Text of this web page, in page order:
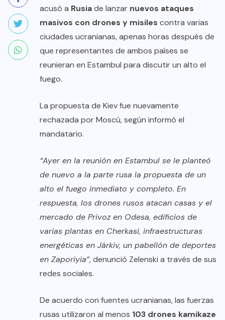
acusó a Rusiade lanzar nuevos ataques
masivos con drones y misiles contra varias
ciudades ucranianas, apenas horas después de
que representantes de ambos países se
reunieran en Estambul para discutir un alto el
fuego.
La propuesta de Kiev fue nuevamente
rechazada por Moscú, según informó el
mandatario.
“Ayer en la reunión en Estambul se le planteó
de nuevo a la parte rusa la propuesta de un
alto el fuego inmediato y completo. En
respuesta, los drones rusos atacan casas y el
mercado de Privoz en Odesa, edificios de
varias plantas en Cherkasi, infraestructuras
energéticas en Járkiv, un pabellón de deportes
en Zaporiyia”, denunció Zelenski a través de sus
redes sociales.
De acuerdo con fuentes ucranianas, las fuerzas
rusas utilizaron al menos 103 drones kamikaze